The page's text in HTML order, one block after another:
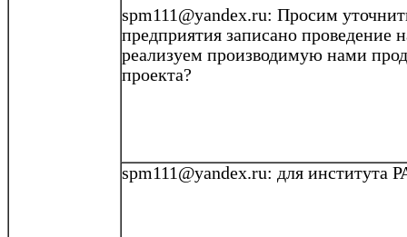
spm111@yandex.ru: Просим
предприятия записано
реализуем производимую нами
проекта?
spm111@yandex.ru: для института